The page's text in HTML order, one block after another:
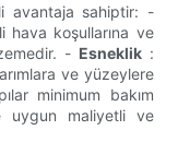
avantaja sahiptir: -
koşullarına ve
- Esneklik:
ve yüzeylere
minimum bakım
uygun maliyetli ve